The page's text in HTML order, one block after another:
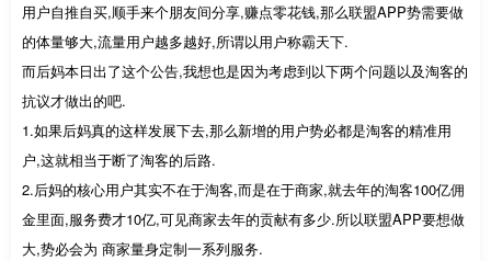
用户自推自买,顺手来个朋友间分享,赚点零花钱,那么联盟APP势需要做
的体量够大,流量用户越多越好,所谓以用户称霸天下.
而后妈本日出了这个公告,我想也是因为考虑到以下两个问题以及淘客的
抗议才做出的吧.
1.如果后妈真的这样发展下去,那么新增的用户势必都是淘客的精准用
户,这就相当于断了淘客的后路.
2.后妈的核心用户其实不在于淘客,而是在于商家,就去年的淘客100亿佣
金里面,服务费才10亿,可见商家去年的贡献有多少.所以联盟APP要想做
大,势必会为 商家量身定制一系列服务.